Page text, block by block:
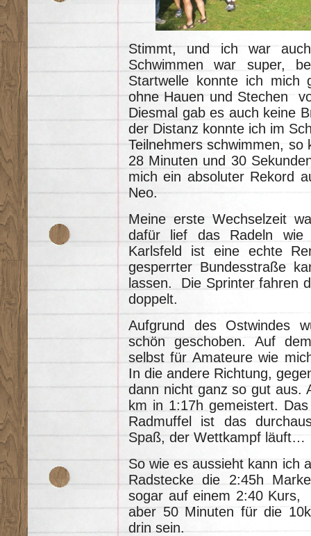
Stimmt, und ich war
Schwimmen war super,
Startwelle konnte ich mich
ohne Hauen und Stechen
Diesmal gab es auch keine
der Distanz konnte ich im
Teilnehmers schwimmen,
28 Minuten und 30
mich ein absoluter Rekord
Neo.
Meine erste Wechselzeit
dafür lief das Radeln wie
Karlsfeld ist eine echte
gesperrter Bundesstraße
lassen. Die Sprinter fahren
doppelt.
Aufgrund des Ostwindes
schön geschoben. Auf
selbst für Amateure wie
In die andere Richtung,
dann nicht ganz so gut aus.
km in 1:17h gemeistert.
Radmuffel ist das
Spaß, der Wettkampf läuft…
So wie es aussieht kann ich
Radstecke die 2:45h
sogar auf einem 2:40 Kurs,
aber 50 Minuten für die
drin sein.